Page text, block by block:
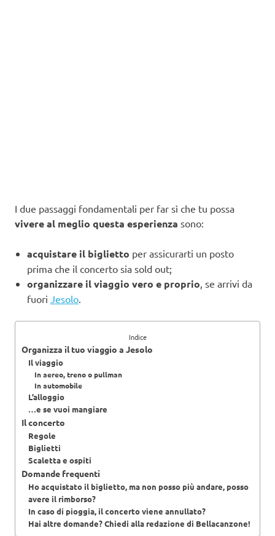
I due passaggi fondamentali per far sì che tu possa
vivere al meglio questa esperienza sono:
acquistare il biglietto per assicurarti un posto
prima che il concerto sia sold out;
organizzare il viaggio vero e proprio , se arrivi da
fuori Jesolo
Indice
Organizza il tuo viaggio a Jesolo
Il viaggio
In aereo, treno o pullman
In automobile
L’alloggio
…e se vuoi mangiare
Il concerto
Regole
Biglietti
Scaletta e ospiti
Domande frequenti
Ho acquistato il biglietto, ma non posso più andare, posso
avere il rimborso?
In caso di pioggia, il concerto viene annullato?
Hai altre domande? Chiedi alla redazione di Bellacanzone!